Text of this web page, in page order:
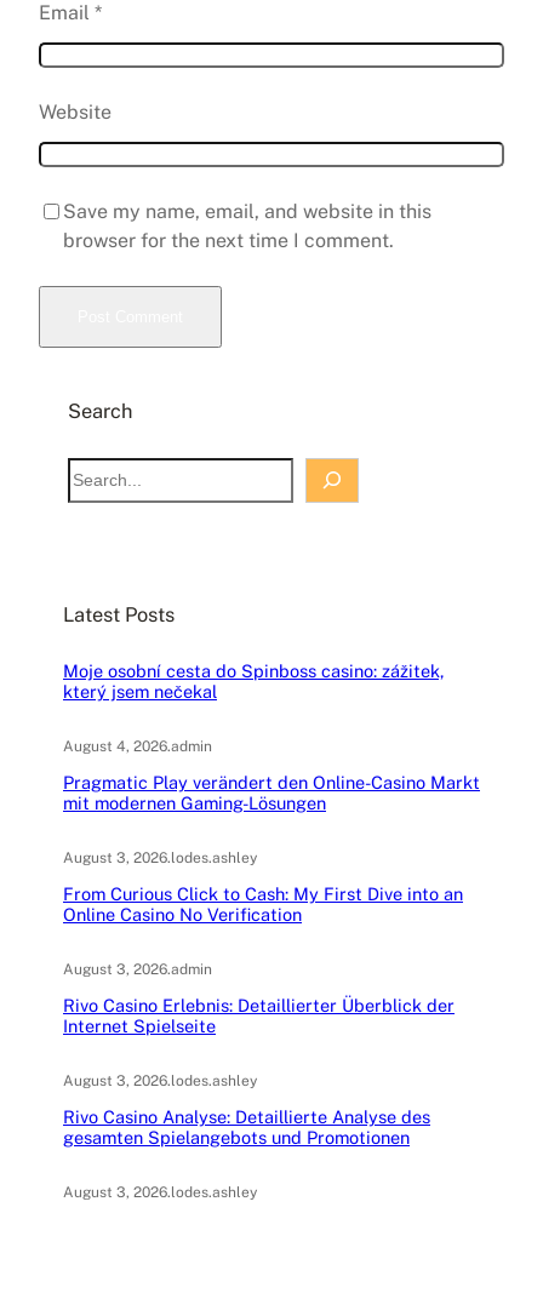
Email *
Website
Save my name, email, and website in this
browser for the next time I comment.
Search
S
e
h
Latest Posts
Moje osobní cesta do Spinboss casino: zážitek,
který jsem nečekal
August 4, 2026.admin
Pragmatic Play verändert den Online-Casino Markt
mit modernen Gaming-Lösungen
August 3, 2026.lodes.ashley
From Curious Click to Cash: My First Dive into an
Online Casino No Verification
August 3, 2026.admin
Rivo Casino Erlebnis: Detaillierter Überblick der
Internet Spielseite
August 3, 2026.lodes.ashley
Rivo Casino Analyse: Detaillierte Analyse des
gesamten Spielangebots und Promotionen
August 3, 2026.lodes.ashley